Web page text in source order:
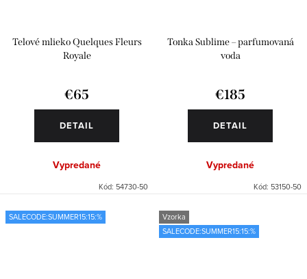
Telové mlieko Quelques Fleurs
Royale
€65
DETAIL
Vypredané
Kód: 54730-50
Tonka Sublime – parfumovaná
voda
€185
DETAIL
Vypredané
Kód: 53150-50
SALECODE:SUMMER15:15:%
Vzorka
SALECODE:SUMMER15:15:%